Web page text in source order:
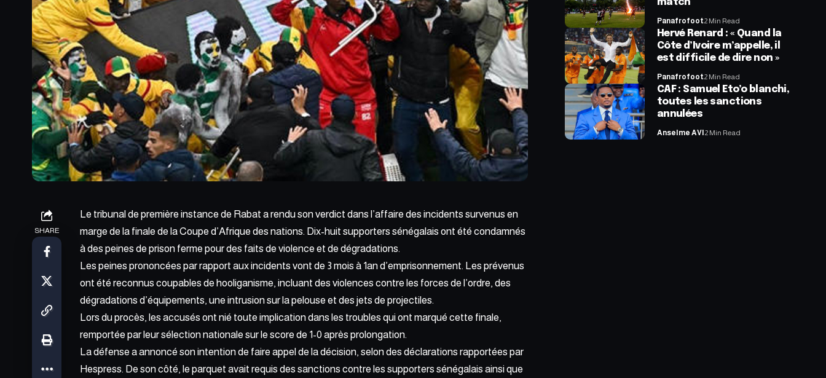
SHARE
Le tribunal de première instance de Rabat a rendu son verdict dans l’affaire des incidents survenus en
marge de la finale de la Coupe d’Afrique des nations. Dix-huit supporters sénégalais ont été condamnés
à des peines de prison ferme pour des faits de violence et de dégradations.
Les peines prononcées par rapport aux incidents vont de 3 mois à 1an d’emprisonnement. Les prévenus
ont été reconnus coupables de hooliganisme, incluant des violences contre les forces de l’ordre, des
dégradations d’équipements, une intrusion sur la pelouse et des jets de projectiles.
Lors du procès, les accusés ont nié toute implication dans les troubles qui ont marqué cette finale,
remportée par leur sélection nationale sur le score de 1-0 après prolongation.
La défense a annoncé son intention de faire appel de la décision, selon des déclarations rapportées par
Hespress. De son côté, le parquet avait requis des sanctions contre les supporters sénégalais ainsi que
match
Panafrofoot2 Min Read
Hervé Renard : « Quand la
Côte d’Ivoire m’appelle, il
est difficile de dire non »
Panafrofoot2 Min Read
CAF : Samuel Eto’o blanchi,
toutes les sanctions
annulées
Anselme AVI 2 Min Read